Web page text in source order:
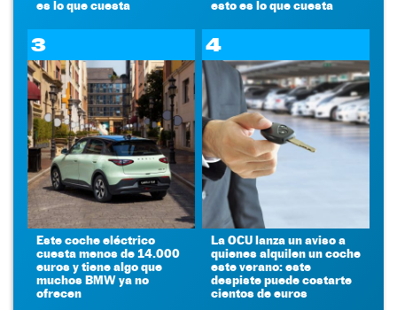
es lo que cuesta
esto es lo que cuesta
3
Este coche eléctrico
cuesta menos de 14.000
euros y tiene algo que
muchos BMW ya no
ofrecen
4
La OCU lanza un aviso a
quienes alquilen un coche
este verano: este
despiste puede costarte
cientos de euros